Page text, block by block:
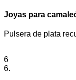
Joyas para
Pulsera de plata
6
6.